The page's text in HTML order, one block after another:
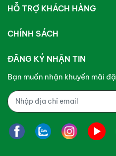
HỖ TRỢ KHÁCH HÀNG
CHÍNH SÁCH
ĐĂNG KÝ NHẬN TIN
Bạn muốn nhận khuyến mãi